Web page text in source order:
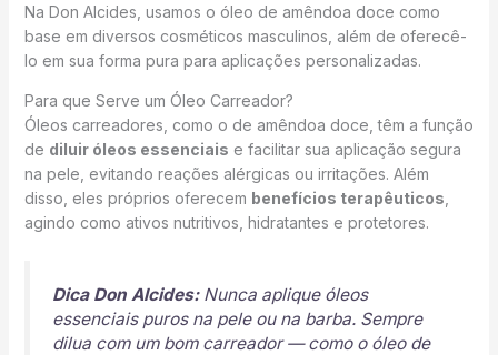
Na Don Alcides, usamos o óleo de amêndoa doce como
base em diversos cosméticos masculinos, além de oferecê-
lo em sua forma pura para aplicações personalizadas.
Para que Serve um Óleo Carreador?
Óleos carreadores, como o de amêndoa doce, têm a função
de diluir óleos essenciais e facilitar sua aplicação segura
na pele, evitando reações alérgicas ou irritações. Além
disso, eles próprios oferecem benefícios terapêuticos
agindo como ativos nutritivos, hidratantes e protetores.
Dica Don Alcides:Nunca aplique óleos
essenciais puros na pele ou na barba. Sempre
dilua com um bom carreador — como o óleo de